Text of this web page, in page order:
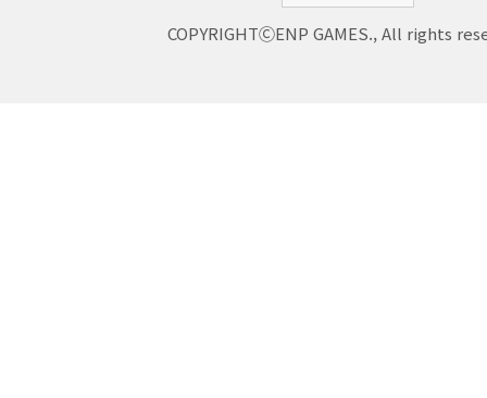
COPYRIGHTⒸENP GAMES., All rights